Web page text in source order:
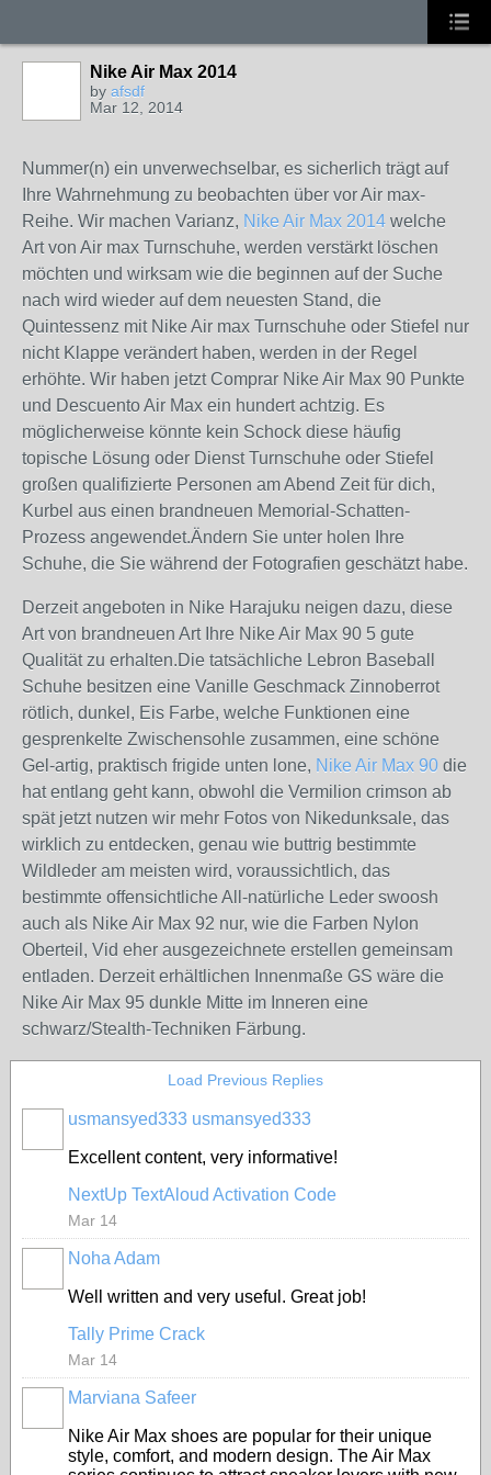
Nike Air Max 2014
by afsdf
Mar 12, 2014
Nummer(n) ein unverwechselbar, es sicherlich trägt auf
Ihre Wahrnehmung zu beobachten über vor Air max-
Reihe. Wir machen Varianz, Nike Air Max 2014 welche
Art von Air max Turnschuhe, werden verstärkt löschen
möchten und wirksam wie die beginnen auf der Suche
nach wird wieder auf dem neuesten Stand, die
Quintessenz mit Nike Air max Turnschuhe oder Stiefel nur
nicht Klappe verändert haben, werden in der Regel
erhöhte. Wir haben jetzt Comprar Nike Air Max 90 Punkte
und Descuento Air Max ein hundert achtzig. Es
möglicherweise könnte kein Schock diese häufig
topische Lösung oder Dienst Turnschuhe oder Stiefel
großen qualifizierte Personen am Abend Zeit für dich,
Kurbel aus einen brandneuen Memorial-Schatten-
Prozess angewendet.Ändern Sie unter holen Ihre
Schuhe, die Sie während der Fotografien geschätzt habe.
Derzeit angeboten in Nike Harajuku neigen dazu, diese
Art von brandneuen Art Ihre Nike Air Max 90 5 gute
Qualität zu erhalten.Die tatsächliche Lebron Baseball
Schuhe besitzen eine Vanille Geschmack Zinnoberrot
rötlich, dunkel, Eis Farbe, welche Funktionen eine
gesprenkelte Zwischensohle zusammen, eine schöne
Gel-artig, praktisch frigide unten lone, Nike Air Max 90 die
hat entlang geht kann, obwohl die Vermilion crimson ab
spät jetzt nutzen wir mehr Fotos von Nikedunksale, das
wirklich zu entdecken, genau wie buttrig bestimmte
Wildleder am meisten wird, voraussichtlich, das
bestimmte offensichtliche All-natürliche Leder swoosh
auch als Nike Air Max 92 nur, wie die Farben Nylon
Oberteil, Vid eher ausgezeichnete erstellen gemeinsam
entladen. Derzeit erhältlichen Innenmaße GS wäre die
Nike Air Max 95 dunkle Mitte im Inneren eine
schwarz/Stealth-Techniken Färbung.
Load Previous Replies
usmansyed333 usmansyed333
Excellent content, very informative!
NextUp TextAloud Activation Code
Mar 14
Noha Adam
Well written and very useful. Great job!
Tally Prime Crack
Mar 14
Marviana Safeer
Nike Air Max shoes are popular for their unique
style, comfort, and modern design. The Air Max